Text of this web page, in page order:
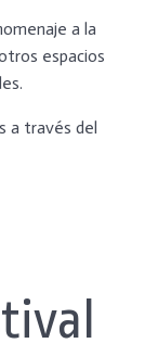
a la
espacios
a través del